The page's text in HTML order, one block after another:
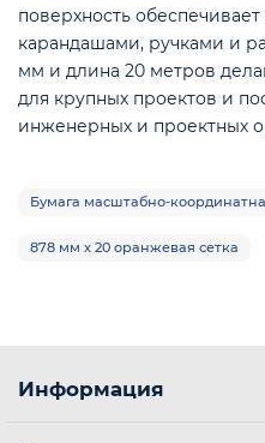
поверхность
карандашами, ручками и
мм и длина 20 метров
для крупных проектов и
инженерных и проектных
Бумага масштабно-
878 мм х 20 оранжевая сетка
Информация